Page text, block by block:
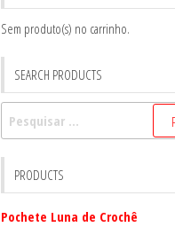
Sem produto(s) no carrinho.
SEARCH PRODUCTS
Pesquisar
por:
PRODUCTS
Pochete Luna de Crochê